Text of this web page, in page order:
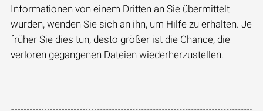
Informationen von einem Dritten an Sie übermittelt
wurden, wenden Sie sich an ihn, um Hilfe zu erhalten. Je
früher Sie dies tun, desto größer ist die Chance, die
verloren gegangenen Dateien wiederherzustellen.